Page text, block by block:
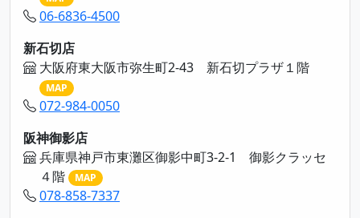
06-6836-4500
新石切店
大阪府東大阪市弥生町2-43 新石切プラザ１階
MAP
072-984-0050
阪神御影店
兵庫県神戸市東灘区御影中町3-2-1 御影クラッセ
４階
MAP
078-858-7337